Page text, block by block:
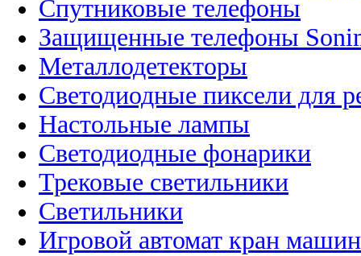
Спутниковые телефоны
Защищенные телефоны
Металлодетекторы
Светодиодные пиксели для
Настольные лампы
Светодиодные фонарики
Трековые светильники
Светильники
Игровой автомат кран